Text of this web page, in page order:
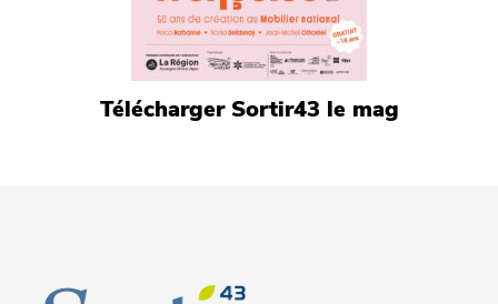
Télécharger Sortir43 le mag